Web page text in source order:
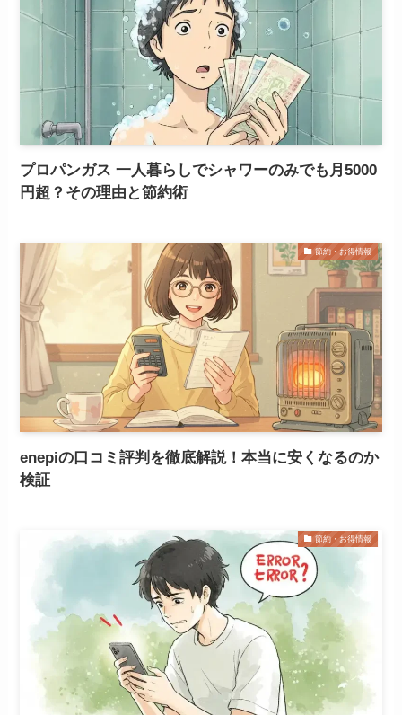
プロパンガス 一人暮らしでシャワーのみでも月5000
円超？その理由と節約術
節約・お得情報
enepiの口コミ評判を徹底解説！本当に安くなるのか
検証
節約・お得情報